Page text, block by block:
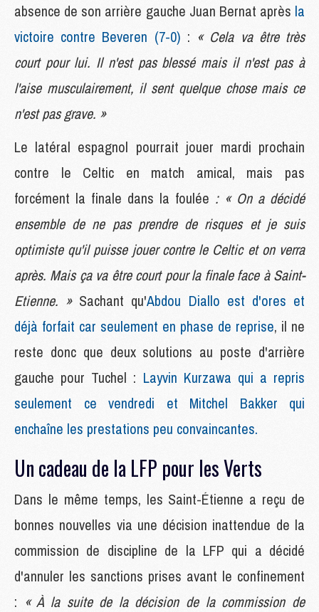
absence de son arrière gauche Juan Bernat après la
victoire contre Beveren (7-0) : « Cela va être très
court pour lui. Il n'est pas blessé mais il n'est pas à
l'aise musculairement, il sent quelque chose mais ce
n'est pas grave. »
Le latéral espagnol pourrait jouer mardi prochain
contre le Celtic en match amical, mais pas
forcément la finale dans la foulée : « On a décidé
ensemble de ne pas prendre de risques et je suis
optimiste qu'il puisse jouer contre le Celtic et on verra
après. Mais ça va être court pour la finale face à Saint-
Etienne. »Sachant qu'Abdou Diallo est d'ores et
déjà forfait car seulement en phase de reprise, il ne
reste donc que deux solutions au poste d'arrière
gauche pour Tuchel : Layvin Kurzawa qui a repris
seulement ce vendredi et Mitchel Bakker qui
enchaîne les prestations peu convaincantes.
Un cadeau de la LFP pour les Verts
Dans le même temps, les Saint-Étienne a reçu de
bonnes nouvelles via une décision inattendue de la
commission de discipline de la LFP qui a décidé
d'annuler les sanctions prises avant le confinement
: « À la suite de la décision de la commission de